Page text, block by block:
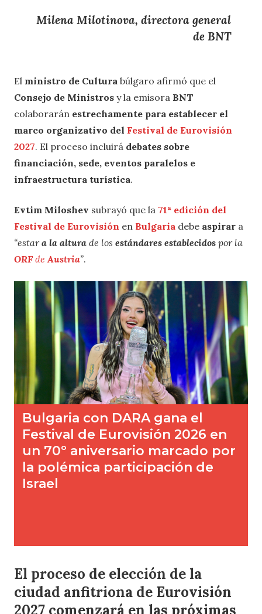
Milena Milotinova, directora general
de BNT
El ministro de Cultura búlgaro afirmó que el
Consejo de Ministros y la emisora BNT
colaborarán estrechamente para establecer el
marco organizativo del Festival de Eurovisión
2027. El proceso incluirá debates sobre
financiación, sede, eventos paralelos e
infraestructura turística.
Evtim Miloshev subrayó que la 71ª edición del
Festival de Eurovisión en Bulgaria debe aspirar a
“estara la altura de los estándares establecidos por la
ORF deAustria”.
El proceso de elección de la
ciudad anfitriona de Eurovisión
2027 comenzará en las próximas